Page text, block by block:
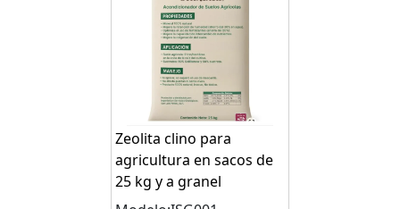
Zeolita clino para
agricultura en sacos de
25 kg y a granel